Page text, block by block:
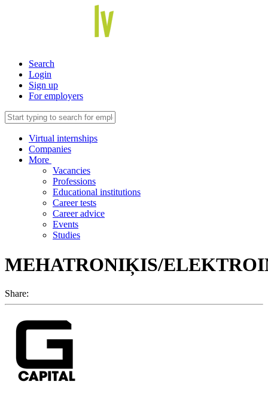
Search
Login
Sign up
For employers
Virtual internships
Companies
More
Vacancies
Professions
Educational institutions
Career tests
Career advice
Events
Studies
MEHATRONIĶIS/
Share: